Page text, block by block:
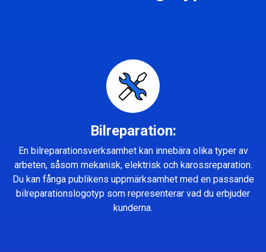
Bilreparation:
En bilreparationsverksamhet kan innebära olika typer av
arbeten, såsom mekanisk, elektrisk och karossreparation.
Du kan fånga publikens uppmärksamhet med en passande
bilreparationslogotyp som representerar vad du erbjuder
kunderna.